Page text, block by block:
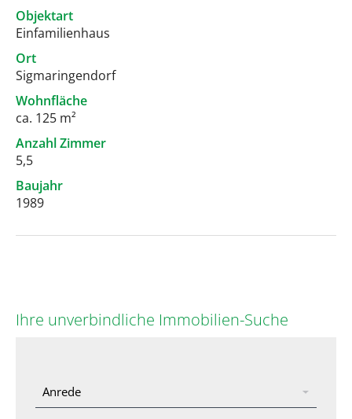
Objektart
Einfamilienhaus
Ort
Sigmaringendorf
Wohnfläche
ca. 125 m²
Anzahl Zimmer
5,5
Baujahr
1989
Ihre unverbindliche Immobilien-Suche